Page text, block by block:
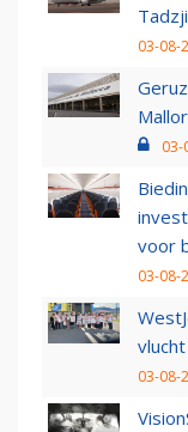
03-08-
03-
voor
03-08-
03-08-